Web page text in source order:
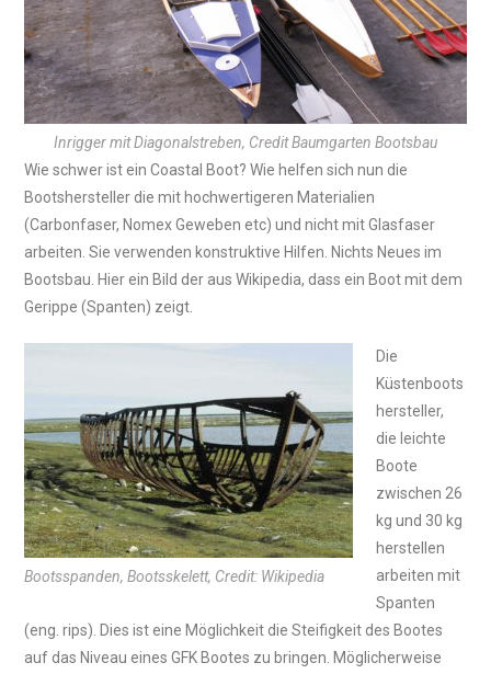
Inrigger mit Diagonalstreben, Credit Baumgarten Bootsbau
Wie schwer ist ein Coastal Boot? Wie helfen sich nun die
Bootshersteller die mit hochwertigeren Materialien
(Carbonfaser, Nomex Geweben etc) und nicht mit Glasfaser
arbeiten. Sie verwenden konstruktive Hilfen. Nichts Neues im
Bootsbau. Hier ein Bild der aus Wikipedia, dass ein Boot mit dem
Gerippe (Spanten) zeigt.
Bootsspanden, Bootsskelett, Credit: Wikipedia
Die
Küstenboots
hersteller,
die leichte
Boote
zwischen 26
kg und 30 kg
herstellen
arbeiten mit
Spanten
(eng. rips). Dies ist eine Möglichkeit die Steifigkeit des Bootes
auf das Niveau eines GFK Bootes zu bringen. Möglicherweise